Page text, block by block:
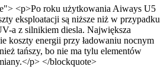
<p>Po roku użytkowania Aiways U5
eksploatacji są niższe niż w przypadku
a z silnikiem diesla. Największa
koszty energii przy ładowaniu nocnym
tańszy, bo nie ma tylu elementów
p> </blockquote>